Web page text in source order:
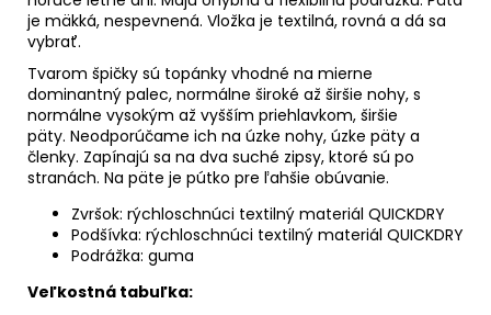
je mäkká, nespevnená. Vložka je textilná, rovná a dá sa
vybrať.
Tvarom špičky sú topánky vhodné na mierne
dominantný palec, normálne široké až širšie nohy, s
normálne vysokým až vyšším priehlavkom, širšie
päty. Neodporúčame ich na úzke nohy, úzke päty a
členky. Zapínajú sa na dva suché zipsy, ktoré sú po
stranách. Na päte je pútko pre ľahšie obúvanie.
Zvršok: rýchloschnúci textilný materiál QUICKDRY
Podšívka: rýchloschnúci textilný materiál QUICKDRY
Podrážka: guma
Veľkostná tabuľka: